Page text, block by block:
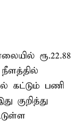
ரூ.22.88
நீளத்தில்
கட்டும் பணி
குறித்து